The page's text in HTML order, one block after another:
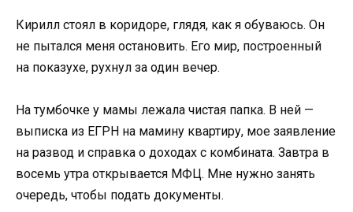
Кирилл стоял в коридоре, глядя, как я обуваюсь. Он
не пытался меня остановить. Его мир, построенный
на показухе, рухнул за один вечер.
На тумбочке у мамы лежала чистая папка. В ней —
выписка из ЕГРН на мамину квартиру, мое заявление
на развод и справка о доходах с комбината. Завтра в
восемь утра открывается МФЦ. Мне нужно занять
очередь, чтобы подать документы.